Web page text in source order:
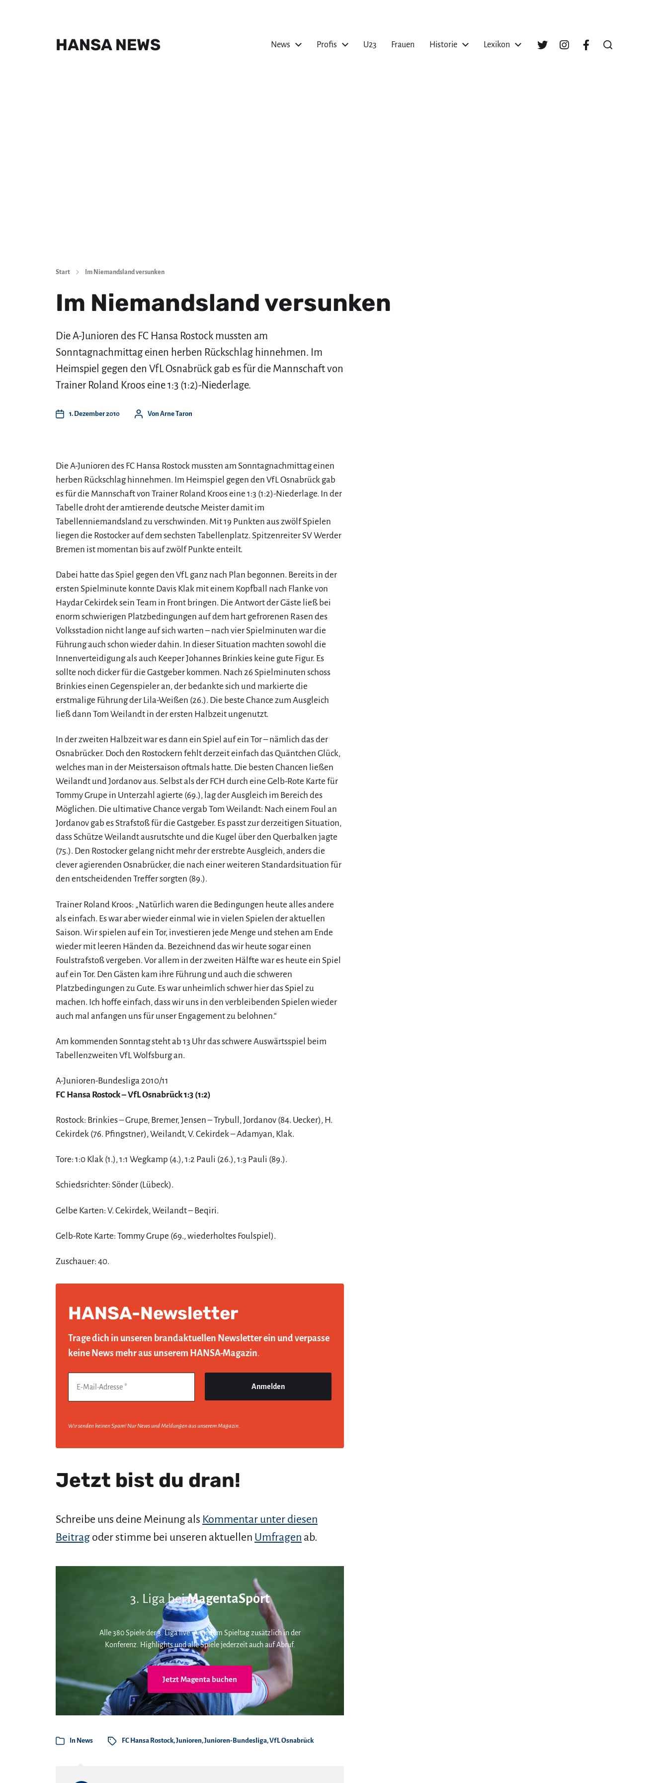
HANSA NEWS News Profis U23 Frauen Historie Lexikon
Start Im Niemandsland versunken
Im Niemandsland versunken
Die A-Junioren des FC Hansa Rostock mussten am
Sonntagnachmittag einen herben Rückschlag hinnehmen. Im
Heimspiel gegen den VfL Osnabrück gab es für die Mannschaft von
Trainer Roland Kroos eine 1:3 (1:2)-Niederlage.
1. Dezember 2010 Von Arne Taron
Die A-Junioren des FC Hansa Rostock mussten am Sonntagnachmittag einen
herben Rückschlag hinnehmen. Im Heimspiel gegen den VfL Osnabrück gab
es für die Mannschaft von Trainer Roland Kroos eine 1:3 (1:2)-Niederlage. In der
Tabelle droht der amtierende deutsche Meister damit im
Tabellenniemandsland zu verschwinden. Mit 19 Punkten aus zwölf Spielen
liegen die Rostocker auf dem sechsten Tabellenplatz. Spitzenreiter SV Werder
Bremen ist momentan bis auf zwölf Punkte enteilt.
Dabei hatte das Spiel gegen den VfL ganz nach Plan begonnen. Bereits in der
ersten Spielminute konnte Davis Klak mit einem Kopfball nach Flanke von
Haydar Cekirdek sein Team in Front bringen. Die Antwort der Gäste ließ bei
enorm schwierigen Platzbedingungen auf dem hart gefrorenen Rasen des
Volksstadion nicht lange auf sich warten – nach vier Spielminuten war die
Führung auch schon wieder dahin. In dieser Situation machten sowohl die
Innenverteidigung als auch Keeper Johannes Brinkies keine gute Figur. Es
sollte noch dicker für die Gastgeber kommen. Nach 26 Spielminuten schoss
Brinkies einen Gegenspieler an, der bedankte sich und markierte die
erstmalige Führung der Lila-Weißen (26.). Die beste Chance zum Ausgleich
ließ dann Tom Weilandt in der ersten Halbzeit ungenutzt.
In der zweiten Halbzeit war es dann ein Spiel auf ein Tor – nämlich das der
Osnabrücker. Doch den Rostockern fehlt derzeit einfach das Quäntchen Glück,
welches man in der Meistersaison oftmals hatte. Die besten Chancen ließen
Weilandt und Jordanov aus. Selbst als der FCH durch eine Gelb-Rote Karte für
Tommy Grupe in Unterzahl agierte (69.), lag der Ausgleich im Bereich des
Möglichen. Die ultimative Chance vergab Tom Weilandt: Nach einem Foul an
Jordanov gab es Strafstoß für die Gastgeber. Es passt zur derzeitigen Situation,
dass Schütze Weilandt ausrutschte und die Kugel über den Querbalken jagte
(75.). Den Rostocker gelang nicht mehr der erstrebte Ausgleich, anders die
clever agierenden Osnabrücker, die nach einer weiteren Standardsituation für
den entscheidenden Treffer sorgten (89.).
Trainer Roland Kroos: „Natürlich waren die Bedingungen heute alles andere
als einfach. Es war aber wieder einmal wie in vielen Spielen der aktuellen
Saison. Wir spielen auf ein Tor, investieren jede Menge und stehen am Ende
wieder mit leeren Händen da. Bezeichnend das wir heute sogar einen
Foulstrafstoß vergeben. Vor allem in der zweiten Hälfte war es heute ein Spiel
auf ein Tor. Den Gästen kam ihre Führung und auch die schweren
Platzbedingungen zu Gute. Es war unheimlich schwer hier das Spiel zu
machen. Ich hoffe einfach, dass wir uns in den verbleibenden Spielen wieder
auch mal anfangen uns für unser Engagement zu belohnen.“
Am kommenden Sonntag steht ab 13 Uhr das schwere Auswärtsspiel beim
Tabellenzweiten VfL Wolfsburg an.
A-Junioren-Bundesliga 2010/11
FC Hansa Rostock – VfL Osnabrück 1:3 (1:2)
Rostock: Brinkies – Grupe, Bremer, Jensen – Trybull, Jordanov (84. Uecker), H.
Cekirdek (76. Pfingstner), Weilandt, V. Cekirdek – Adamyan, Klak.
Tore: 1:0 Klak (1.), 1:1 Wegkamp (4.), 1:2 Pauli (26.), 1:3 Pauli (89.).
Schiedsrichter: Sönder (Lübeck).
Gelbe Karten: V. Cekirdek, Weilandt – Beqiri.
Gelb-Rote Karte: Tommy Grupe (69., wiederholtes Foulspiel).
Zuschauer: 40.
HANSA-Newsletter
Trage dich in unseren brandaktuellen Newsletter ein und verpasse
keine News mehr aus unserem HANSA-Magazin.
Wir senden keinen Spam! Nur News und Meldungen aus unserem Magazin.
Jetzt bist du dran!
Schreibe uns deine Meinung als Kommentar unter diesen
Beitrag oder stimme bei unseren aktuellen Umfragen ab.
3. Liga beiMagentaSport
Alle 380 Spiele der 3. Liga live. An jedem Spieltag zusätzlich in der
Konferenz. Highlights und alle Spiele jederzeit auch auf Abruf.
Jetzt Magenta buchen
In News FC Hansa Rostock,Junioren,Junioren-Bundesliga,VfL Osnabrück